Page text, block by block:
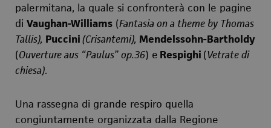
palermitana, la quale si confronterà con le pagine
di Vaughan-Williams (Fantasia on a theme by Thomas
Tallis), Puccini(Crisantemi), Mendelssohn-Bartholdy
(Ouverture aus “Paulus” op.36) e Respighi (Vetrate di
chiesa).
Una rassegna di grande respiro quella
congiuntamente organizzata dalla Regione